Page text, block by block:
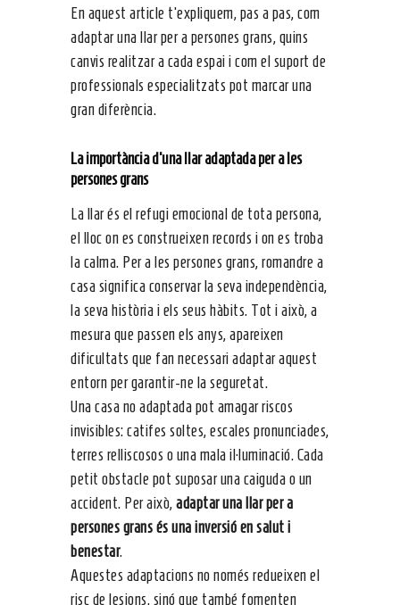
En aquest article t’expliquem, pas a pas, com
adaptar una llar per a persones grans, quins
canvis realitzar a cada espai i com el suport de
professionals especialitzats pot marcar una
gran diferència.
La importància d’unallar adaptada per a les
persones grans
La llar és el refugi emocional de tota persona,
el lloc on es construeixen records i on es troba
la calma. Per a les persones grans, romandre a
casa significa conservar la seva independència,
la seva història i els seus hàbits. Tot i això, a
mesura que passen els anys, apareixen
dificultats que fan necessari adaptar aquest
entorn per garantir-ne la seguretat.
Una casa no adaptada pot amagar riscos
invisibles: catifes soltes, escales pronunciades,
terres relliscosos o una mala il·luminació. Cada
petit obstacle pot suposar una caiguda o un
accident. Per això, adaptar una llar per a
persones grans és una inversió en salut i
benestar.
Aquestes adaptacions no només redueixen el
risc de lesions, sinó que també fomenten